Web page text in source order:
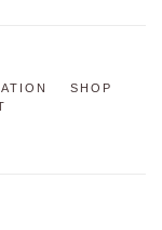
SHOP